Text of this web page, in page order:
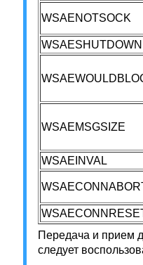
WSAENOTSOCK
WSAESHUTDOWN
WSAEMSGSIZE
WSAEINVAL
Передача и прием
следует